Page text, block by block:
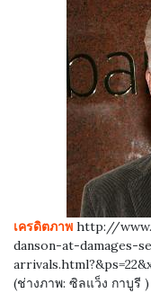
เครดิตภาพ http://
danson-at-damages-
(ช่างภาพ: ซิลแว็ง กาบูรี )